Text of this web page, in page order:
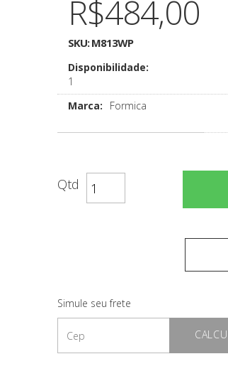
R$484,00
SKU:M813WP
Disponibilidade:
1
Marca:
Formica
Qtd
Simule seu frete